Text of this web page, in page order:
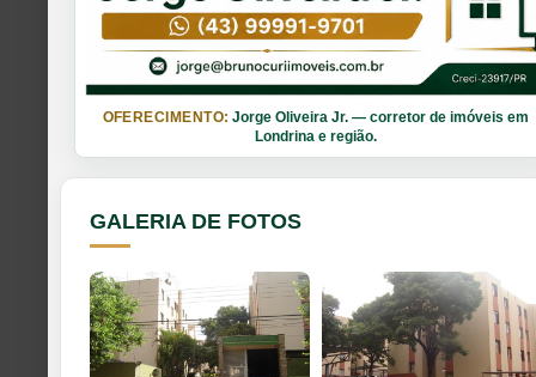
OFERECIMENTO: Jorge Oliveira Jr. — corretor de imóveis em
Londrina e região.
GALERIA DE FOTOS